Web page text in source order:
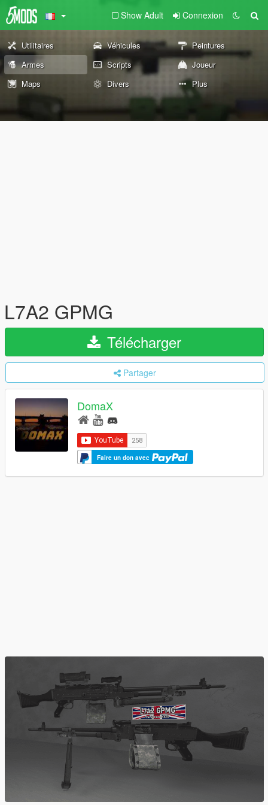
Show Adult Connexion
Utilitaires Véhicules
Peintures
Armes
Scripts
Joueur
Maps
Divers Plus
L7A2 GPMG
Télécharger
Partager
DomaX
Faire un don avec